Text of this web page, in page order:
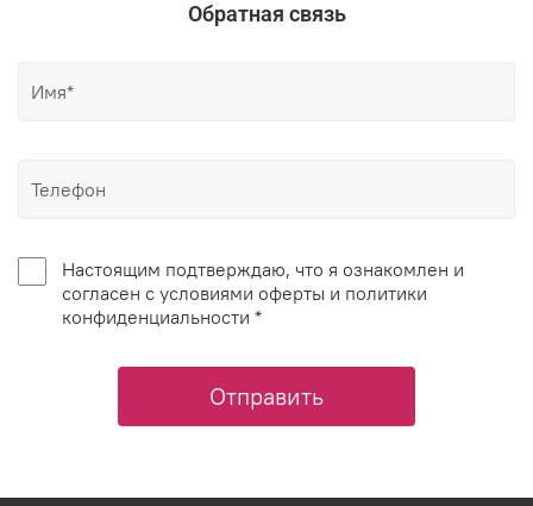
Обратная связь
Настоящим подтверждаю, что я ознакомлен и
согласен с условиями оферты и политики
конфиденциальности *
Отправить